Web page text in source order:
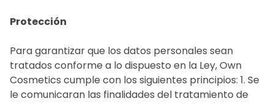
Protección
Para garantizar que los datos personales sean
tratados conforme a lo dispuesto en la Ley, Own
Cosmetics cumple con los siguientes principios: 1. Se
le comunicaran las finalidades del tratamiento de